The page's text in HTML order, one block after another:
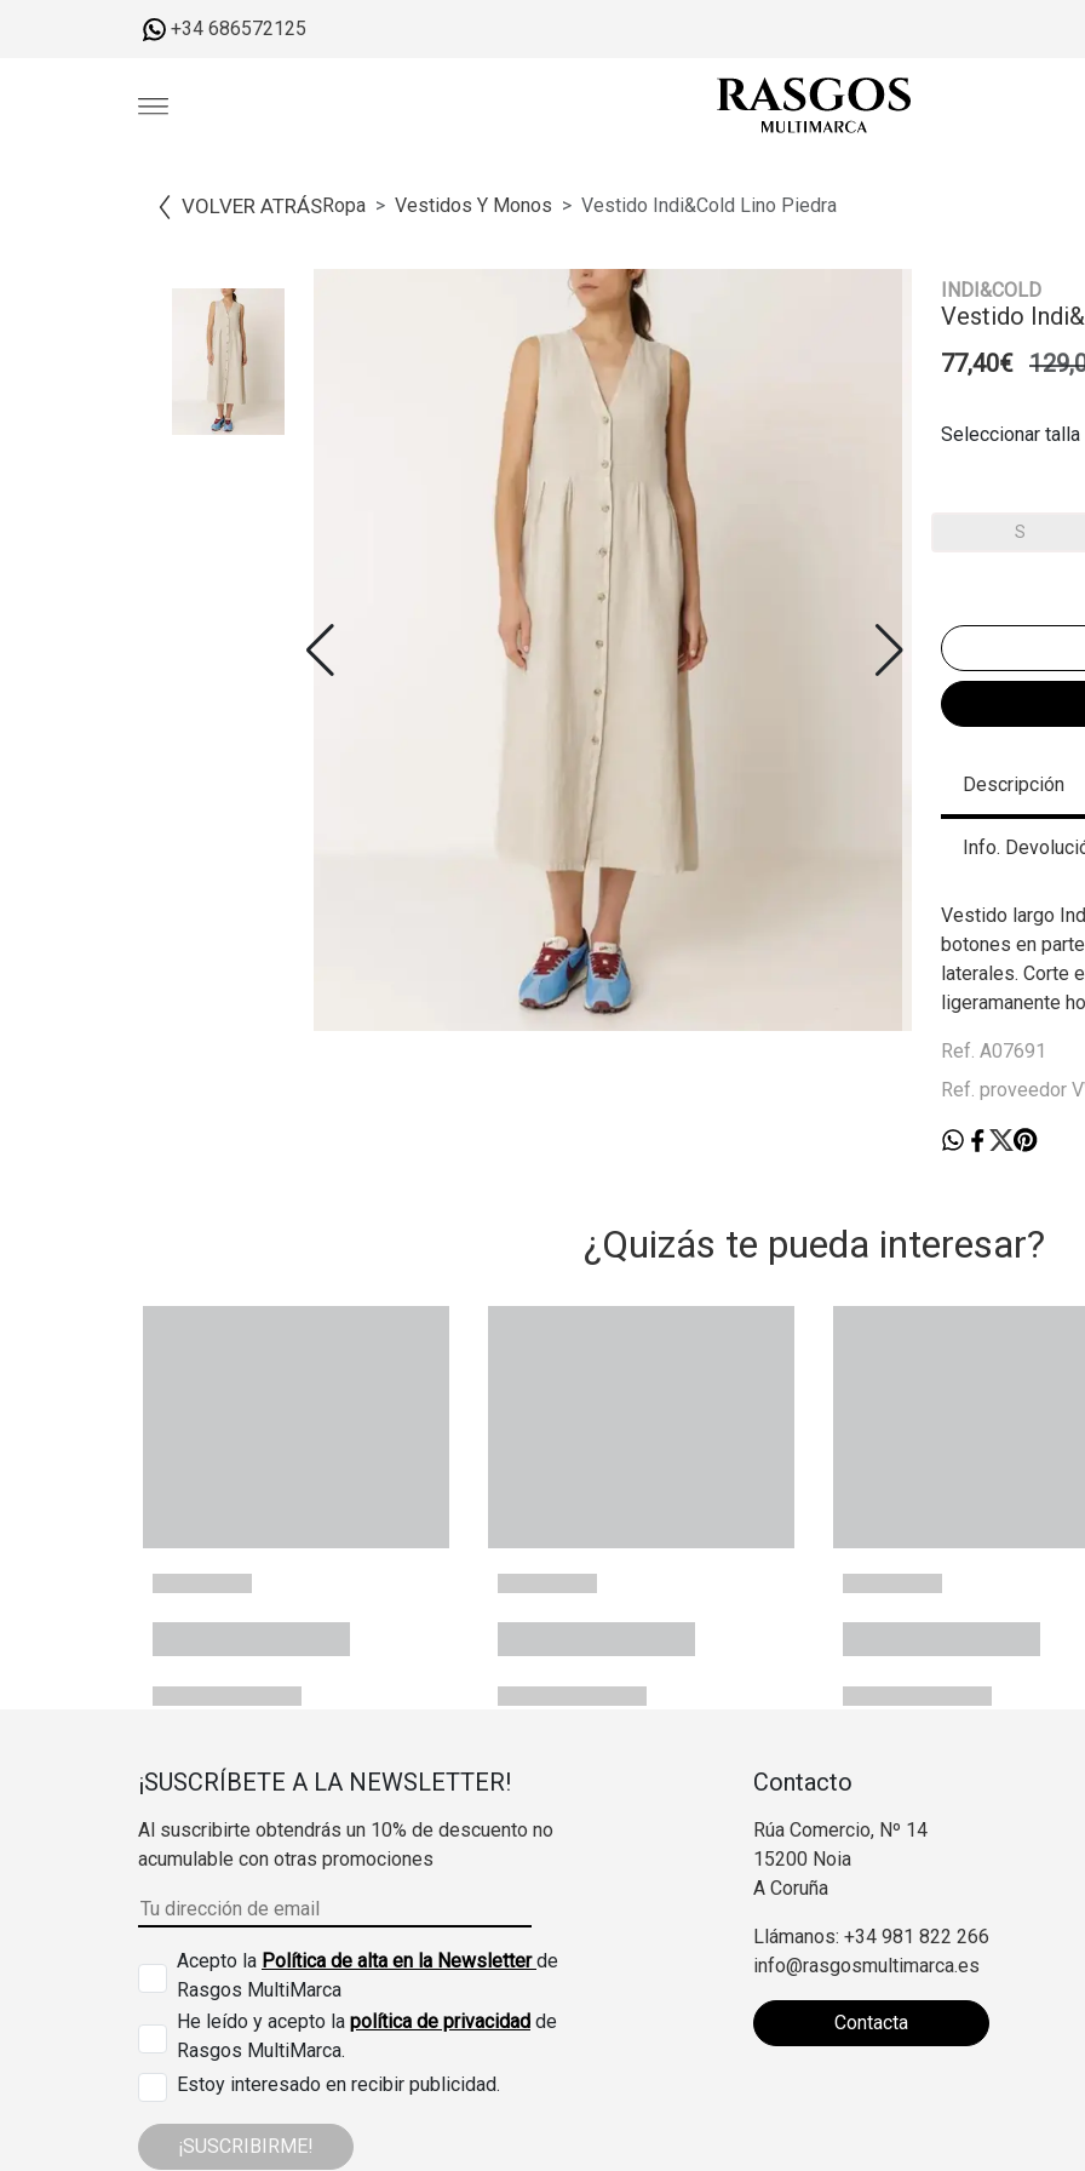
+34 686572125
VOLVER ATRÁSRopa Vestidos Y Monos Vestido Indi&cold Lino Piedra
INDI&COLD
Vestido
77,40€
Seleccionar talla
S
Descripción
Info.
Vestido largo
botones en
laterales. Corte
ligeramanente
Ref. A07691
Ref. proveedor
¿Quizás te pueda interesar?
¡SUSCRÍBETE A LA NEWSLETTER!
Al suscribirte obtendrás un 10% de descuento no
acumulable con otras promociones
Acepto la Política de alta en la Newsletterde
Rasgos MultiMarca
He leído y acepto la política de privacidad de
Rasgos MultiMarca.
Estoy interesado en recibir publicidad.
¡SUSCRIBIRME!
Contacto
Rúa Comercio, Nº 14
15200 Noia
A Coruña
Llámanos: +34 981 822 266
info@rasgosmultimarca.es
Contacta